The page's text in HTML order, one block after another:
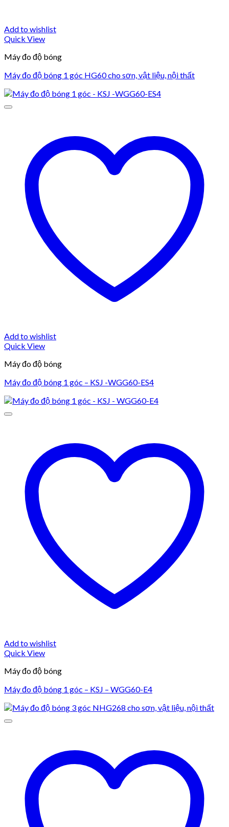
Add to wishlist
Quick View
Máy đo độ bóng
Máy đo độ bóng 1 góc HG60 cho sơn, vật liệu, nội thất
Add to wishlist
Quick View
Máy đo độ bóng
Máy đo độ bóng 1 góc – KSJ -WGG60-ES4
Add to wishlist
Quick View
Máy đo độ bóng
Máy đo độ bóng 1 góc – KSJ – WGG60-E4